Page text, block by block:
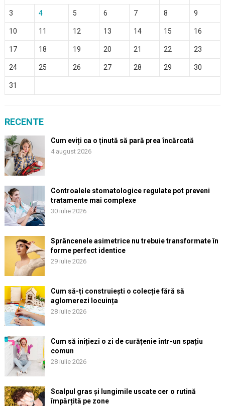
3 4 5 6 7 8 9
10 11 12 13 14 15 16
17 18 19 20 21 22 23
24 25 26 27 28 29 30
31
RECENTE
Cum eviți ca o ținută să pară prea încărcată
4 august 2026
Controalele stomatologice regulate pot preveni
tratamente mai complexe
30 iulie 2026
Sprâncenele asimetrice nu trebuie transformate în
forme perfect identice
29 iulie 2026
Cum să-ți construiești o colecție fără să
aglomerezi locuința
28 iulie 2026
Cum să inițiezi o zi de curățenie într-un spațiu
comun
28 iulie 2026
Scalpul gras și lungimile uscate cer o rutină
împărțită pe zone